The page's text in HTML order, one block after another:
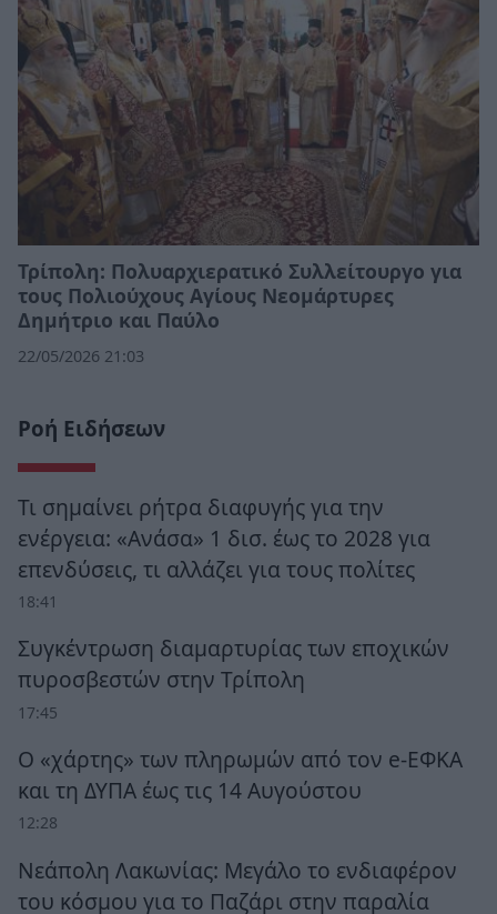
Τρίπολη: Πολυαρχιερατικό Συλλείτουργο για
τους Πολιούχους Αγίους Νεομάρτυρες
Δημήτριο και Παύλο
22/05/2026 21:03
Ροή Ειδήσεων
Τι σημαίνει ρήτρα διαφυγής για την
ενέργεια: «Ανάσα» 1 δισ. έως το 2028 για
επενδύσεις, τι αλλάζει για τους πολίτες
18:41
Συγκέντρωση διαμαρτυρίας των εποχικών
πυροσβεστών στην Τρίπολη
17:45
Ο «χάρτης» των πληρωμών από τον e-ΕΦΚΑ
και τη ΔΥΠΑ έως τις 14 Αυγούστου
12:28
Νεάπολη Λακωνίας: Μεγάλο το ενδιαφέρον
του κόσμου για το Παζάρι στην παραλία